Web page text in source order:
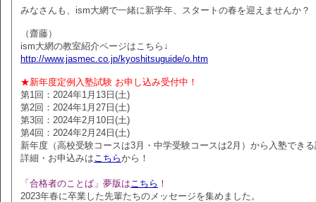
みなさんも、ism大網で一緒に新学年、スタートの春を迎えませんか？
（齋藤）
ism大網の教室紹介ページはこちら↓
http://www.jasmec.co.jp/kyoshitsuguide/o.htm
★新年度定例入塾試験 お申し込み受付中！
第1回：2024年1月13日(土)
第2回：2024年1月27日(土)
第3回：2024年2月10日(土)
第4回：2024年2月24日(土)
新年度（高校受験コースは3月・中学受験コースは2月）から入塾でき
詳細・お申込みはこちらから！
「合格者のことば」夢版はこちら ！
2023年春に卒業した先輩たちのメッセージを集めました。